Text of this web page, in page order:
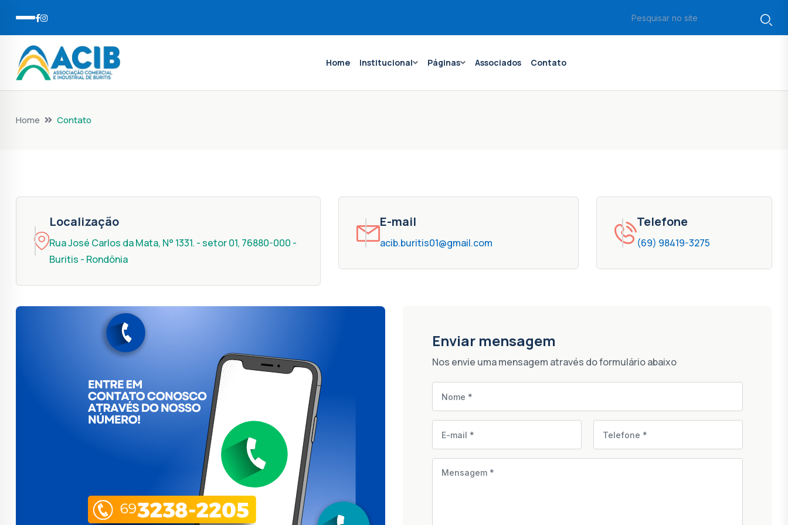
Home Institucional Páginas Associados Contato
Home Contato
Localização
Rua José Carlos da Mata, N° 1331. - setor 01, 76880-000 -
Buritis - Rondônia
E-mail
acib.buritis01@gmail.com
Telefone
(69) 98419-3275
Enviar mensagem
Nos envie uma mensagem através do formulário abaixo